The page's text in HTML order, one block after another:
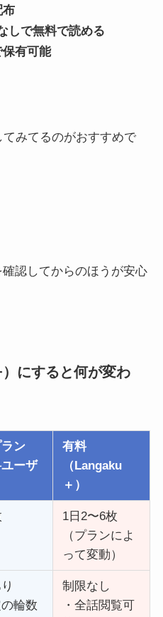
布
しで無料で読める
保有可能
みてるのがおすすめで
認してからのほうが安心
にすると何が変わ
ン
ユーザ
有料
（Langaku
＋）
1日2〜6枚
（プランによ
って変動）
の輪数
制限なし
・全話閲覧可